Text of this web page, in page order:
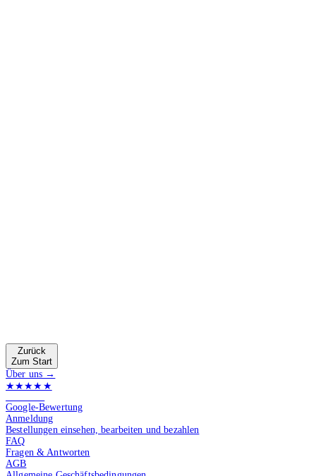
Zurück
Zum Start
Über uns →
★★★★★
Google-Bewertung
Anmeldung
Bestellungen einsehen, bearbeiten und bezahlen
FAQ
Fragen & Antworten
AGB